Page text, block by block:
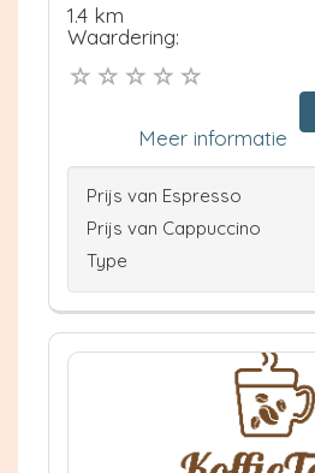
1.4 km
Waardering:
Meer informatie
Prijs van Espresso
Prijs van Cappuccino
Type